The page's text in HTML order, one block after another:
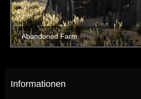
Informationen